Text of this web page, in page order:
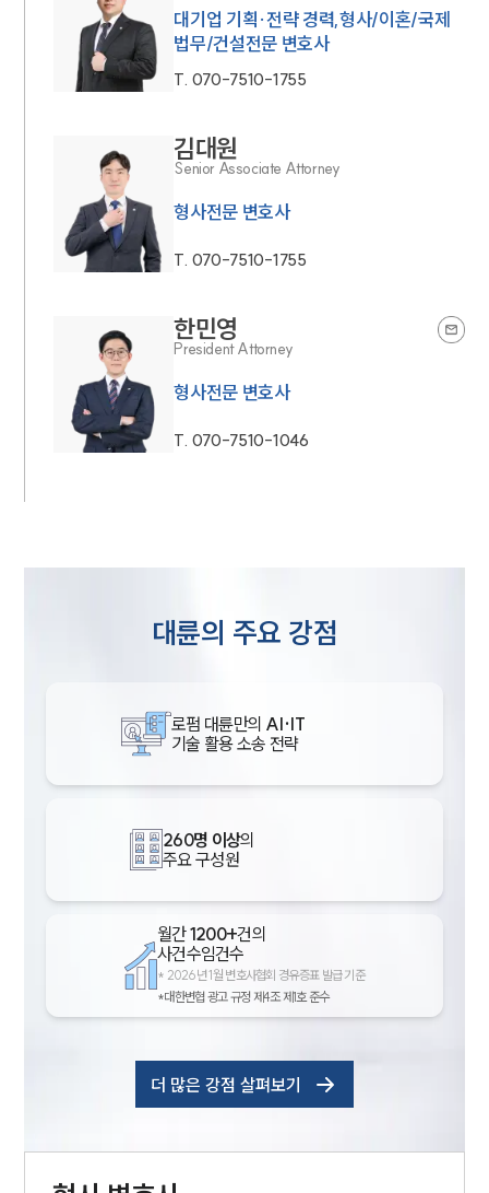
대기업 기획·전략 경력,형사/이혼/국제
법무/건설전문 변호사
T. 070-7510-1755
김대원
Senior Associate Attorney
형사전문 변호사
T. 070-7510-1755
한민영
President Attorney
형사전문 변호사
T. 070-7510-1046
대륜의 주요 강점
로펌 대륜만의 AI·IT
기술 활용 소송 전략
260명 이상의
주요 구성원
월간1200+건의
사건수임건수
* 2026년 1월 변호사협회 경유증표 발급 기준
*대한변협 광고 규정 제4조 제1호 준수
더 많은 강점 살펴보기